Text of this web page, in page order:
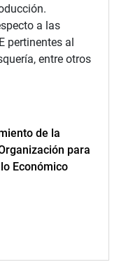
a las
pertinentes al
entre otros
de la
para
Económico